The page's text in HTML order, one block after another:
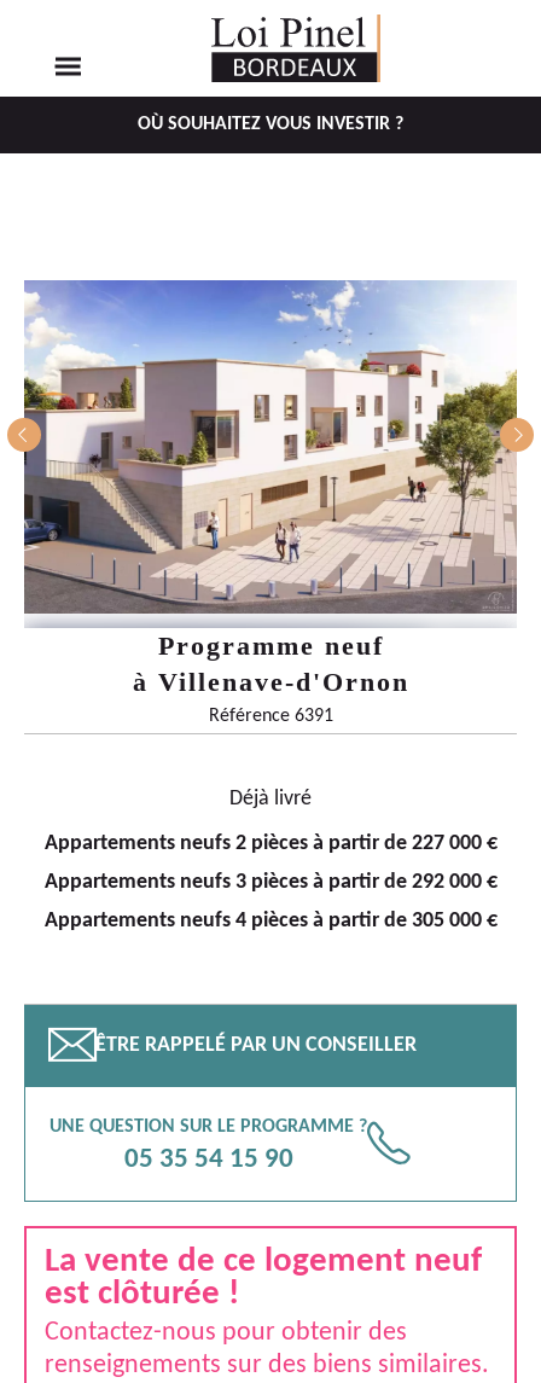
Aller
Aller
OÙ SOUHAITEZ VOUS INVESTIR ?
Programme neuf
à Villenave-d'Ornon
Référence 6391
Déjà livré
Appartements neufs 2 pièces à partir de 227 000 €
Appartements neufs 3 pièces à partir de 292 000 €
Appartements neufs 4 pièces à partir de 305 000 €
📧 ÊTRE RAPPELÉ PAR UN CONSEILLER
UNE QUESTION SUR LE PROGRAMME ?
05 35 54 15 90 📞
La vente de ce logement neuf
est clôturée !
Contactez-nous pour obtenir des
renseignements sur des biens similaires.